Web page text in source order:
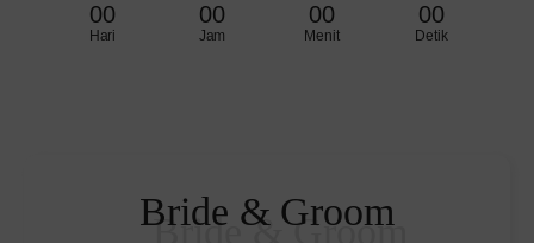
00
Hari
00
Jam
00
Menit
00
Detik
Bride & Groom